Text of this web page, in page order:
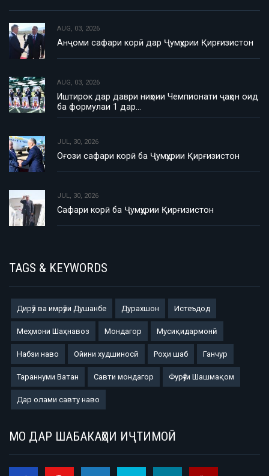
AUG, 03, 2026
Анҷоми сафари корӣ дар Ҷумҳурии Қирғизистон
AUG, 03, 2026
Иштирок дар даври ниҳоии Чемпионати ҷаҳон оид
ба формулаи 1 дар…
JUL, 30, 2026
Оғози сафари корӣ ба Ҷумҳурии Қирғизистон
JUL, 30, 2026
Сафари корӣ ба Ҷумҳурии Қирғизистон
TAGS & KEYWORDS
Дирӯз ва имрӯзи Душанбе Дурахшон Истеъдод
Меҳмони Шаҳнавоз Мондагор Мусиқидармонӣ
Набзи наво Ойини худшиносӣ Роҳи шаб Ганчур
Тараннуми Ватан Савти мондагор Фурӯғи Шашмақом
Дар олами савту наво
МО ДАР ШАБАКАҲОИ ИҶТИМОӢ